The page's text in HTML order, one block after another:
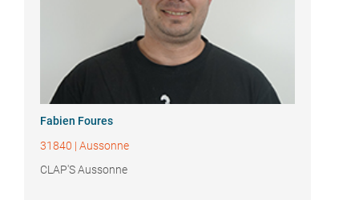
Fabien Foures
31840 | Aussonne
CLAP'S Aussonne